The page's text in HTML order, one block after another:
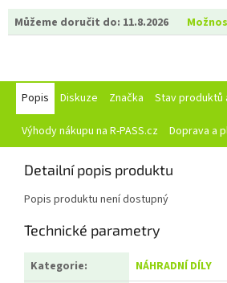
Můžeme doručit do: 11.8.2026
Popis Diskuze Značka Stav produktů
Výhody nákupu na R-PASS.cz Doprava a
Detailní popis produktu
Popis produktu není dostupný
Technické parametry
Kategorie:
NÁHRADNÍ DÍLY